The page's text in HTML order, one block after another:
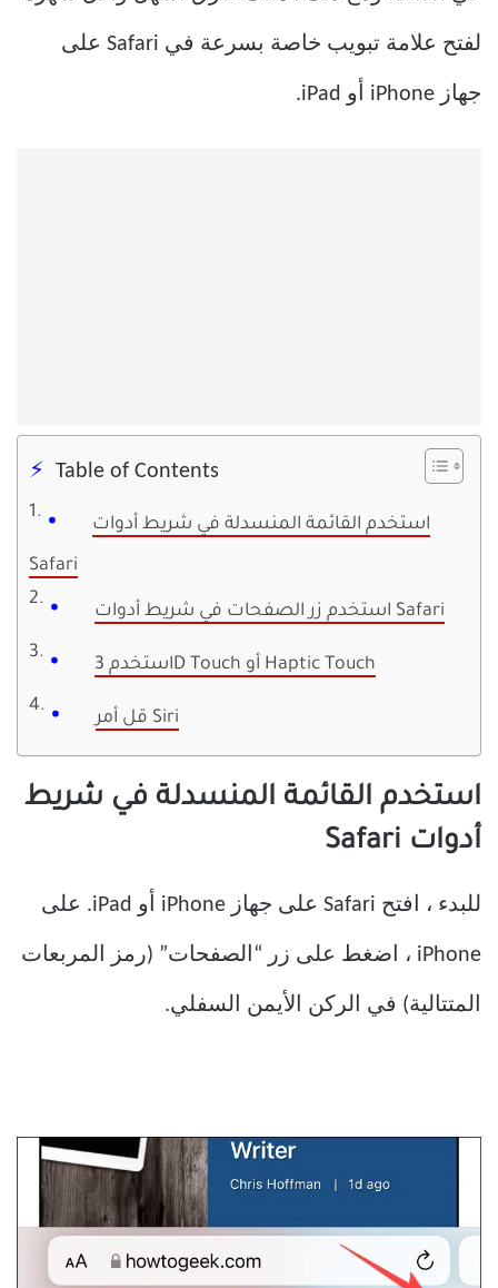
لفتح علامة تبويب خاصة بسرعة في Safari على
جهاز iPhone أو iPad.
Table of Contents
استخدم القائمة المنسدلة في شريط أدوات
Safari
استخدم زر الصفحات في شريط أدوات Safari
استخدم 3D Touch أو Haptic Touch
قل أمر Siri
استخدم القائمة المنسدلة في شريط
أدوات Safari
للبدء ، افتح Safari على جهاز iPhone أو iPad. على
iPhone ، اضغط على زر “الصفحات” (رمز المربعات
المتتالية) في الركن الأيمن السفلي.